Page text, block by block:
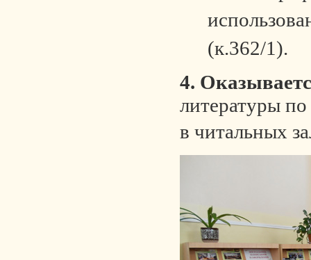
(к.362/1).
4.
литературы
в читальных